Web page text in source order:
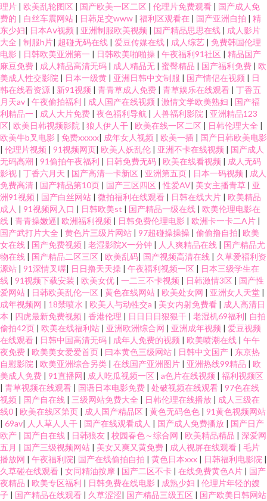
理片 | 欧美乱轮图区 | 国产欧美一区二区 | 伦理片免费观看 | 国产成人免
费的 | 白丝车震网站 | 日韩足交www | 福利区观看在 | 国产亚洲自拍 | 精
东少妇| 日本Aⅴ视频 | 亚洲制服欧美视频 | 国产精品思思在线 | 成人影片
大全 | 制服h片| 超碰无码在线 | 爱豆传媒在线 | 成人综艺 | 免费韩国伦理
电影 | 日韩欧美亚洲第一 | 日韩欧美啪啪操 | 午夜福利91社区 | 精品国产
麻豆免费 | 成人精品高清无码 | 成人精品无 | 蜜臀精品 | 国产福利免费 | 欧
美成人性交影院 | 日本一级黄 | 亚洲日韩中文制服 | 国产情侣在视频 | 日
韩在线看资源 | 新91视频 | 青青草成人免费 | 青草娱乐在线观看 | 丁香五
月天av | 午夜偷拍福利 | 成人国产在线视频 | 激情文学欧美熟妇 | 国产福
利精品一 | 成人大片免费 | 夜色福利导航 | 人兽福利影院 | 亚洲精品123
区| 欧美日韩视频影院 | 狼人伊人干 | 欧美在线一区二区 | 日韩伦理大全 |
欧美牛b叉电影 | 免费xxxxx| 成年女人视频 | 欧美一插 | 国产日韩欧美电影
| 伦理片视频 | 91视频网页| 欧美人妖乱伦 | 亚洲不卡在线视频 | 国产成人
无码高潮 | 91偷拍午夜福利 | 日韩免费无码 | 欧美在线看视频 | 成人无码
影视 | 丁香六月天 | 国产高清一卡新区 | 亚洲第五页 | 日本一码视频 | 成人
免费高清 | 国产精品第10页 | 国产三区四区 |性爱AV| 美女主播青草 | 亚
洲91视频 | 国产白丝网站 | 微拍福利在线观看 | 日韩在线大片 | 欧美精品
成人 | 91视频网入口 | 日韩欧美st | 国产精品一级在线 | 欧美伦理电影在
线 | 青青操嫩逼| 欧洲福利视频 | 日韩免费伦理电影 | 欧洲卡一卡二A片 |
国产武打片大全 | 黄色片三级片网站 | 97超碰操操操 | 偷偷撸自拍| 欧美
女在线 | 国产免费视频 | 老湿影院X一分钟 | 人人爽精品在线 | 国产精品尤
物在线 | 国产精品二区三区 | 欧美乱码| 国产视频高清在线 | 久草爱福利资
源站 | 91深情叉喔| 日日撸天天操 | 午夜福利视频一区 | 日本三级学生在
线 | 91视频下载安装 | 欧美女优 | 一二三不卡视频 | 日韩激情3区 | 国产性
爱网站 | 日韩欧美乱伦一区 | 黄色在线网站 | 欧美处女网 | 亚洲女人天堂 |
成年视频网 | 18禁喷水 | 欧美人与动牲交a | 美女内射免费看 | 成人高清日
本 | 四虎最新免费视频 | 香港伦理 | 日日日日狠狠干 | 老湿机69福利| 自拍
偷拍42页 | 欧美在线福利站 | 亚洲欧洲综合网 | 亚洲成年视频 | 爱豆视频
在线观看 | 日韩中国高清无码 | 成年人免费的视频 | 欧美喷潮在线 | 午午
夜免费 | 欧美美女爱爱首页 | 曰本黄色三级网站 | 日韩中文国产 | 东京热
自慰影院 | 欧美亚洲综合另类 | 在线国产亚洲图片 | 亚洲热线99精品 | 欧
美成人免费 | 91直播网| 成人吃瓜视频一区 | a色片在线视频 | 福利视频区
| 青草视频在线观看 | 国语日本电影免费 | 处破视频在线观看 | 97色在线
视频 | 国产自在线 | 三级网站免费大全 | 日韩伦理在线播放 | 成人三级在
线0 | 欧美在线区第页 | 成人国产精品区 | 黄色无码色色 | 91黄色视频网站
| 69av| 人人草人人干 | 国产在线观看成人 | 国产成人免费播放 | 国产日产
欧产 | 国产自在线 | 日韩狼友 | 校园春色～综合网 | 欧美精品精品 | 深爱网
五月 | 国产三级视频网站 | 美女又爽又黄免费 | 成人视屏在线观看 | 毛片
播放网 | 午夜福利院| 国产在线偷拍自拍 | 黄色日本xxx | 日韩福利电影院 |
久草碰在线观看 | 女同精油按摩 | 国产二区不卡 | 在线免费黄色A片 | 国产
夜精品 | 欧美专区福利 | 日韩免费在线电影 | 成熟少妇 | 伦理片年轻的嫂
子 | 国产精品在线观看 | 久草涩涩| 国产精品三级五区 | 国产欧美日韩网站